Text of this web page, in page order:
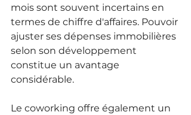
mois sont souvent incertains en
termes de chiffre d'affaires. Pouvoir
ajuster ses dépenses immobilières
selon son développement
constitue un avantage
considérable.
Le coworking offre également un